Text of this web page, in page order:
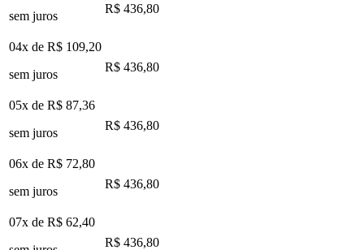
sem juros
R$ 436,80
04x de R$ 109,20
sem juros
R$ 436,80
05x de R$ 87,36
sem juros
R$ 436,80
06x de R$ 72,80
sem juros
R$ 436,80
07x de R$ 62,40
R$ 436,80